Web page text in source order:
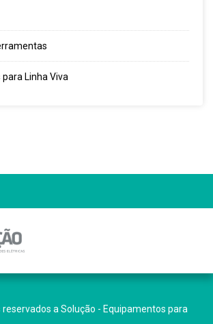
Linha Viva
a Solução - Equipamentos para